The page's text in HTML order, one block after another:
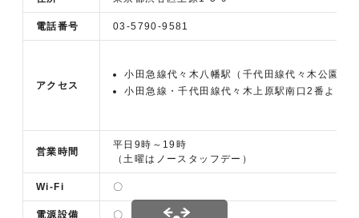
電話番号 03-5790-9581
アクセス
小田急線代々木八幡駅（千代田線代々木公園駅
小田急線・千代田線代々木上原駅南口2番より
営業時間
平日9時～19時
（土曜はノースタッフデー）
Wi-Fi 〇
電源設備 〇